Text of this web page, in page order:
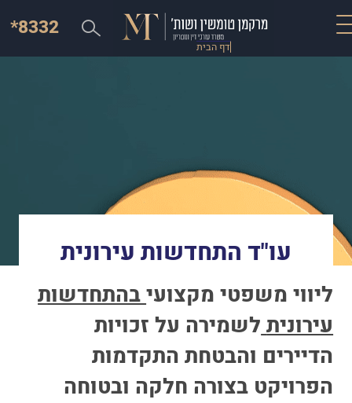
דף הבית
*8332
עו"ד התחדשות עירונית
ליווי משפטי מקצועיבהתחדשות
עירוניתלשמירה על זכויות
הדיירים והבטחת התקדמות
הפרויקט בצורה חלקה ובטוחה